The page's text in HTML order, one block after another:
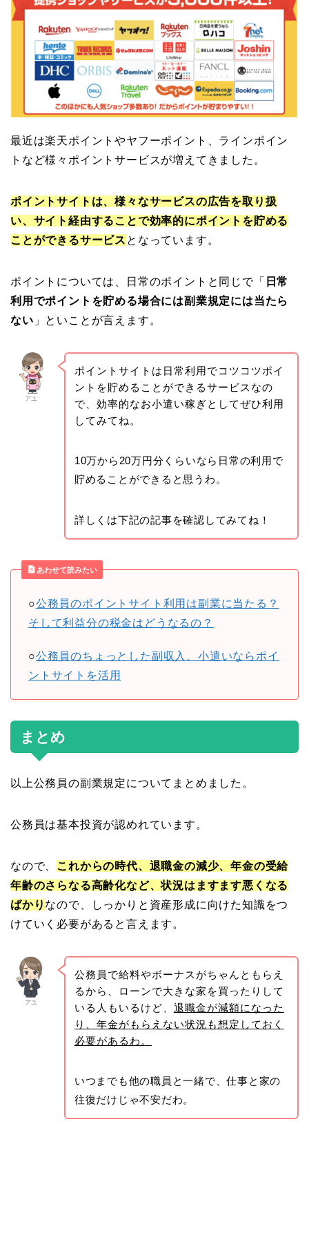
最近は楽天ポイントやヤフーポイント、ラインポイン
トなど様々ポイントサービスが増えてきました。
ポイントサイトは、様々なサービスの広告を取り扱
い、サイト経由することで効率的にポイントを貯める
ことができるサービス となっています。
ポイントについては、日常のポイントと同じで「
日常
利用でポイントを貯める場合には副業規定には当たら
ない 」といことが言えます。
アユ
ポイントサイトは日常利用でコツコツポイ
ントを貯めることができるサービスなの
で、効率的なお小遣い稼ぎとしてぜひ利用
してみてね。
10万から20万円分くらいなら日常の利用で
貯めることができると思うわ。
詳しくは下記の記事を確認してみてね！
あわせて読みたい
○公務員のポイントサイト利用は副業に当たる？
そして利益分の税金はどうなるの？
○公務員のちょっとした副収入、小遣いならポイ
ントサイトを活用
まとめ
以上公務員の副業規定についてまとめました。
公務員は基本投資が認めれています。
なので、 これからの時代、退職金の減少、年金の受給
年齢のさらなる高齢化など、状況はますます悪くなる
ばかり なので、しっかりと資産形成に向けた知識をつ
けていく必要があると言えます。
アユ
公務員で給料やボーナスがちゃんともらえ
るから、ローンで大きな家を買ったりして
いる人もいるけど、 退職金が減額になった
り、年金がもらえない状況も想定しておく
必要があるわ。
いつまでも他の職員と一緒で、仕事と家の
往復だけじゃ不安だわ。